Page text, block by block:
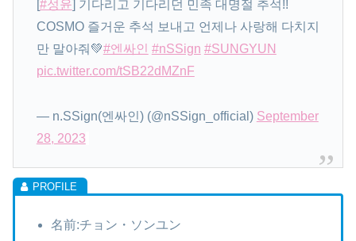
[#성윤] 기다리고 기다리던 민족 대명절 추석!!
COSMO 즐거운 추석 보내고 언제나 사랑해 다치지
만 말아줘💚#엔싸인 #nSSign #SUNGYUN
pic.twitter.com/tSB22dMZnF
— n.SSign(엔싸인) (@nSSign_official) September
28, 2023
名前:チョン・ソンユン